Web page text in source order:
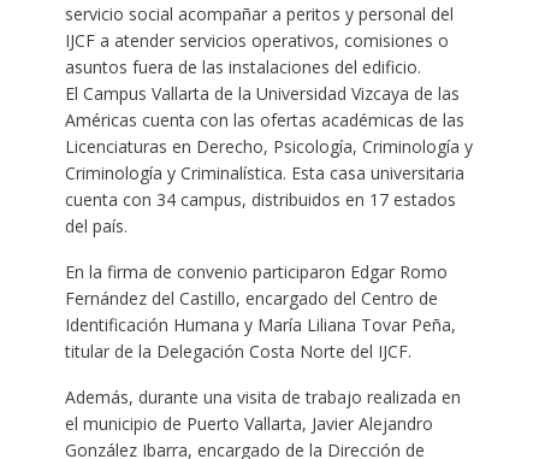
servicio social acompañar a peritos y personal del
IJCF a atender servicios operativos, comisiones o
asuntos fuera de las instalaciones del edificio.
El Campus Vallarta de la Universidad Vizcaya de las
Américas cuenta con las ofertas académicas de las
Licenciaturas en Derecho, Psicología, Criminología y
Criminología y Criminalística. Esta casa universitaria
cuenta con 34 campus, distribuidos en 17 estados
del país.
En la firma de convenio participaron Edgar Romo
Fernández del Castillo, encargado del Centro de
Identificación Humana y María Liliana Tovar Peña,
titular de la Delegación Costa Norte del IJCF.
Además, durante una visita de trabajo realizada en
el municipio de Puerto Vallarta, Javier Alejandro
González Ibarra, encargado de la Dirección de